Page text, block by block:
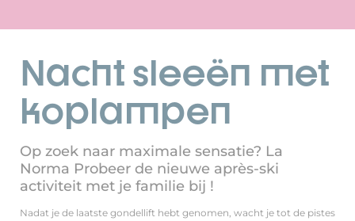
Nacht sleeën met
koplampen
Op zoek naar maximale sensatie? La
Norma Probeer de nieuwe après-ski
activiteit met je familie bij !
Nadat je de laatste gondellift hebt genomen, wacht je tot de pistes